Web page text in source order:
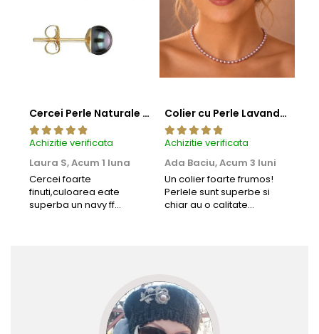
Cercei Perle Naturale Negre 5-6 mm, Buton AAA, Aur 14K (aur 585), Tip Șurub | KASKADDA®
Achizitie verificata
Laura S,Acum 1 luna
Cercei foarte
finuti,culoarea eate
superba un navy ff
Colier cu Perle Lavanda la Baza Gatului, de 4-5 mm, Perle Rare, Calitate AAA+, Aur 14K | KASKADDA®
Achizitie verificata
Ada Baciu,Acum 3 luni
Un colier foarte frumos!
Perlele sunt superbe si
chiar au o calitate